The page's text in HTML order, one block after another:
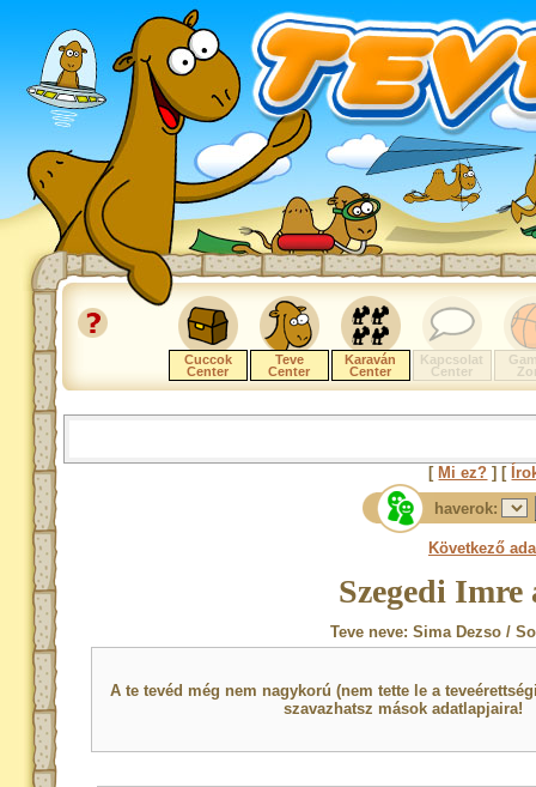
Cuccok
Center
Teve
Center
Karaván
Center
Kapcsolat
Center
[ Mi ez? ] [
haverok:
Következő
Szegedi
Teve neve: Sima Dezso /
A te tevéd még nem nagykorú (nem tette le a
szavazhatsz mások adatlapjaira!